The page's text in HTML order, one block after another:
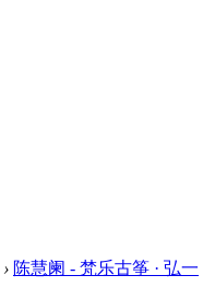
› 陈慧阑 - 梵乐古筝 · 弘一